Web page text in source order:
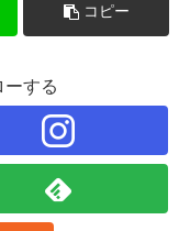
コピー
する